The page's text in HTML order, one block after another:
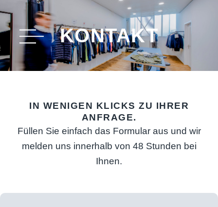
Inhalt
springen
KONTAKT
IN WENIGEN KLICKS ZU IHRER
ANFRAGE.
Füllen Sie einfach das Formular aus und wir
melden uns innerhalb von 48 Stunden bei
Ihnen.